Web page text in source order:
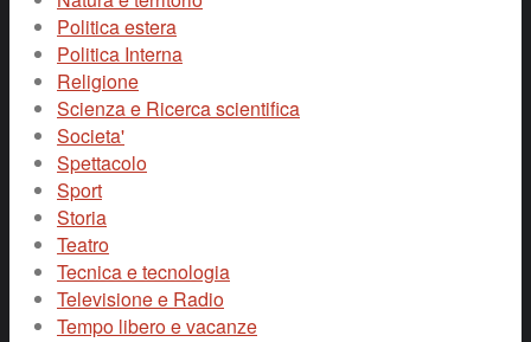
Politica estera
Politica Interna
Religione
Scienza e Ricerca scientifica
Societa'
Spettacolo
Sport
Storia
Teatro
Tecnica e tecnologia
Televisione e Radio
Tempo libero e vacanze